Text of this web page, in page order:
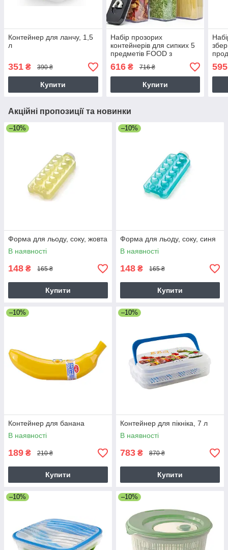
Контейнер для ланчу, 1,5
л
351 ₴ 390 ₴
Купити
Набір прозорих
контейнерів для сипких 5
предметів FOOD з
кришками
616₴ 716 ₴
Купити
595
Акційні пропозиції та новинки
–10%
Форма для льоду, соку, жовта
В наявності
148 ₴ 165 ₴
Купити
–10%
Форма для льоду, соку, синя
В наявності
148 ₴ 165 ₴
Купити
–10%
Контейнер для банана
В наявності
189 ₴ 210 ₴
Купити
–10%
Контейнер для пікніка, 7 л
В наявності
783 ₴ 870 ₴
Купити
–10% –10%